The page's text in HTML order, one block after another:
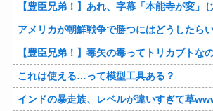
【豊臣兄弟！】あれ、字幕「本能寺が変」じゃ
アメリカが朝鮮戦争で勝つにはどうしたら
【豊臣兄弟！】毒矢の毒ってトリカブトな
これは使える…って模型工具ある？
インドの暴走族、レベルが違いすぎて草